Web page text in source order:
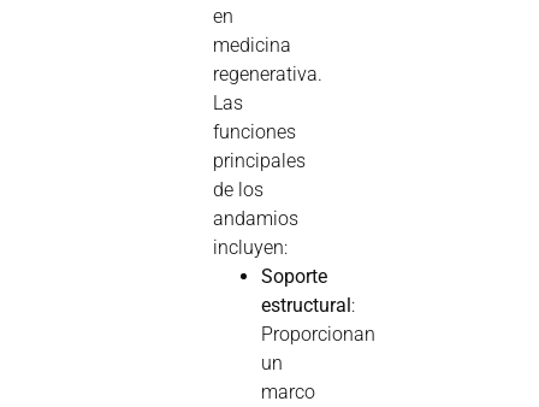
en
medicina
regenerativa.
Las
funciones
principales
de los
andamios
incluyen:
Soporte
estructural:
Proporcionan
un
marco